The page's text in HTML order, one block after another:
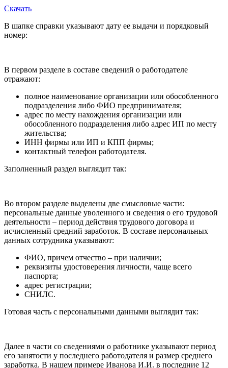
Скачать
В шапке справки указывают дату ее выдачи и порядковый
номер:
В первом разделе в составе сведений о работодателе
отражают:
полное наименование организации или обособленного
подразделения либо ФИО предпринимателя;
адрес по месту нахождения организации или
обособленного подразделения либо адрес ИП по месту
жительства;
ИНН фирмы или ИП и КПП фирмы;
контактный телефон работодателя.
Заполненный раздел выглядит так:
Во втором разделе выделены две смысловые части:
персональные данные уволенного и сведения о его трудовой
деятельности – период действия трудового договора и
исчисленный средний заработок. В составе персональных
данных сотрудника указывают:
ФИО, причем отчество – при наличии;
реквизиты удостоверения личности, чаще всего
паспорта;
адрес регистрации;
СНИЛС.
Готовая часть с персональными данными выглядит так:
Далее в части со сведениями о работнике указывают период
его занятости у последнего работодателя и размер среднего
заработка. В нашем примере Иванова И.И. в последние 12